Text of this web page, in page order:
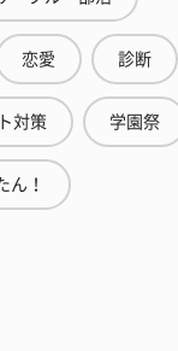
恋愛 診断
対策 学園祭
ん！